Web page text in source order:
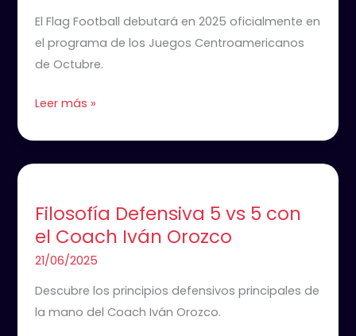
El Flag Football debutará en 2025 oficialmente en
el programa de los Juegos Centroamericanos
de Octubre.
Centroamericanos
2025
Leer más »
Filosofía Defensiva 5 vs 5 con
el Coach Iván Orozco
21/06/2025
Descubre los principios defensivos principales de
la mano del Coach Iván Orozco.
5
vs
5